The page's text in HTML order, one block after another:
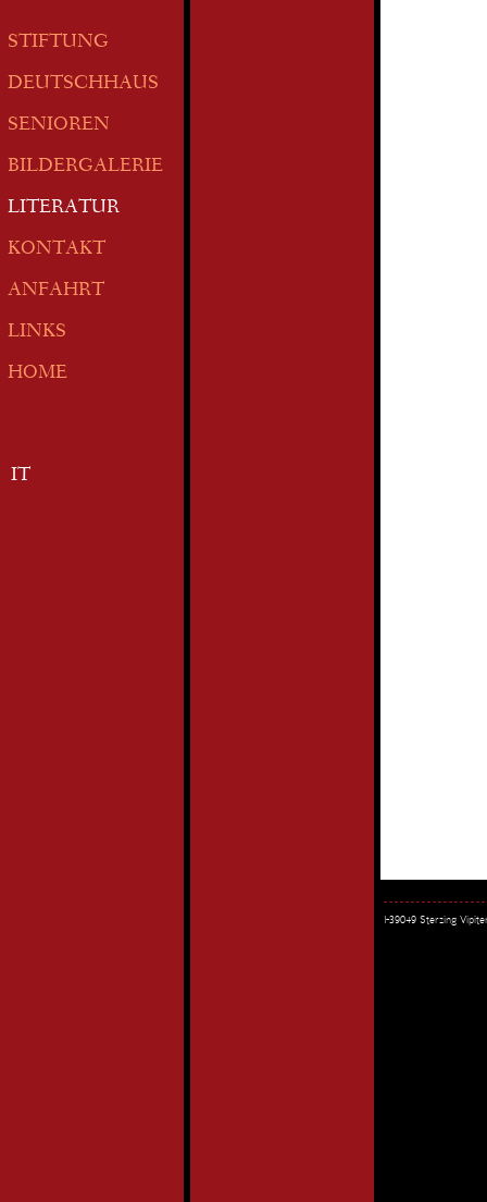
STIFTUNG
DEUTSCHHAUS
SENIOREN
BILDERGALERIE
LITERATUR
KONTAKT
ANFAHRT
LINKS
HOME
IT
I-39049 Sterzing